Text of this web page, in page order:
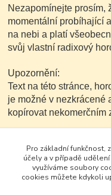
Nezapomínejte prosím,
momentální probíhající
na nebi a platí
svůj vlastní radixový
Upozornění:
Text na této stránce,
je možné v nezkrácené
kopírovat nekomerčním
Pro základní funkčnost,
účely a v případě
využíváme soubory
cookies můžete kdykoli